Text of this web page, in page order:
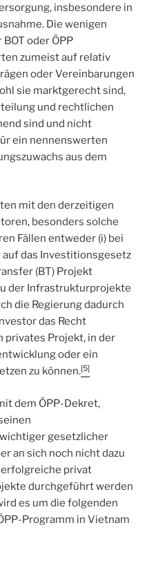
insbesondere in
Die wenigen
oder ÖPP
zumeist auf relativ
oder Vereinbarungen
sie marktgerecht sind,
und rechtlichen
sind und nicht
ein nennenswerten
aus dem
mit den derzeitigen
besonders solche
Fällen entweder (i) bei
das Investitionsgesetz
(BT) Projekt
der Infrastrukturprojekte
die Regierung dadurch
das Recht
privates Projekt, in der
oder ein
zu können.[5]
dem ÖPP-Dekret,
gesetzlicher
an sich noch nicht dazu
erfolgreiche privat
durchgeführt werden
es um die folgenden
Programm in Vietnam